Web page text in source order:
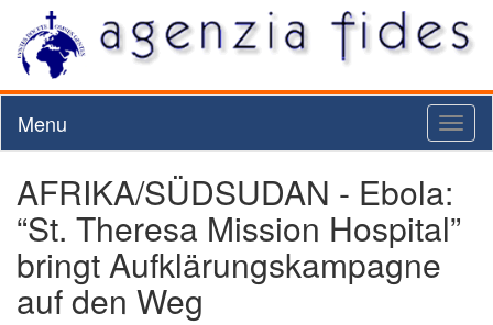
Menu
AFRIKA/SÜDSUDAN - Ebola:
“St. Theresa Mission Hospital”
bringt Aufklärungskampagne
auf den Weg